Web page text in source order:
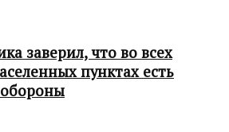
заверил, что во всех
пунктах есть